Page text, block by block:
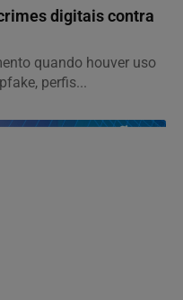
digitais contra
quando houver uso
perfis...